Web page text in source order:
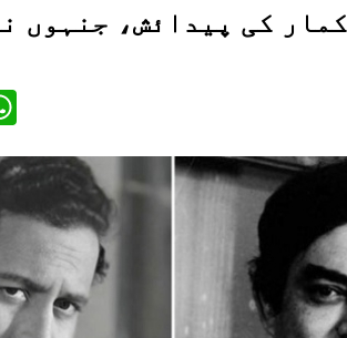
اور سنجیو کمار کی پیدائش،